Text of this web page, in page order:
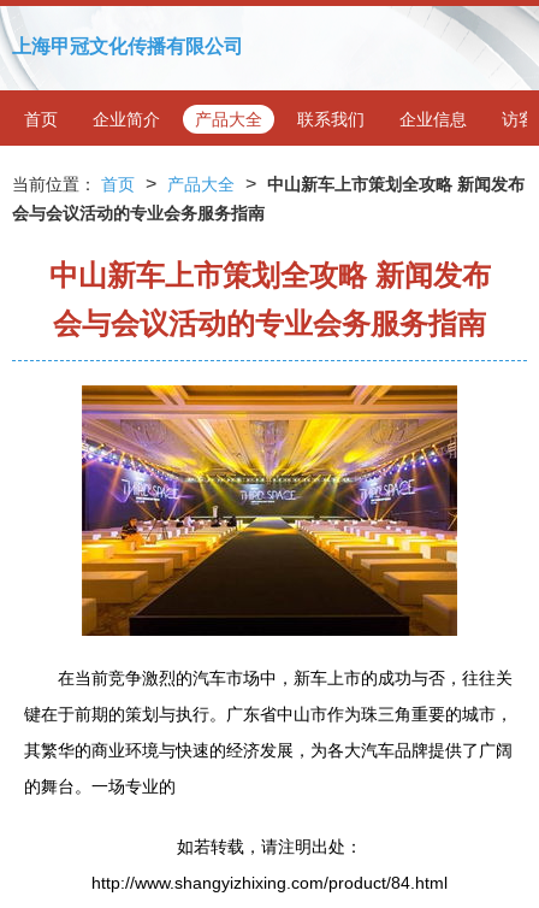
上海甲冠文化传播有限公司
首页 企业简介 产品大全 联系我们 企业信息 访客
当前位置： 首页 > 产品大全 > 中山新车上市策划全攻略 新闻发布
会与会议活动的专业会务服务指南
中山新车上市策划全攻略 新闻发布
会与会议活动的专业会务服务指南
在当前竞争激烈的汽车市场中，新车上市的成功与否，往往关
键在于前期的策划与执行。广东省中山市作为珠三角重要的城市，
其繁华的商业环境与快速的经济发展，为各大汽车品牌提供了广阔
的舞台。一场专业的
如若转载，请注明出处：
http://www.shangyizhixing.com/product/84.html